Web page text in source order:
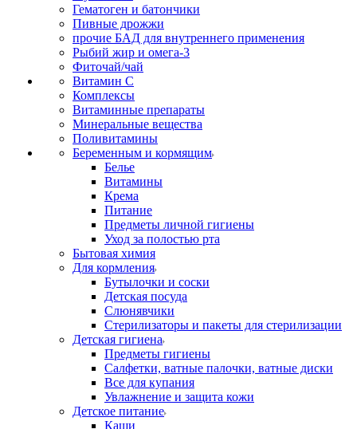
Гематоген и батончики
Пивные дрожжи
прочие БАД для внутреннего применения
Рыбий жир и омега-3
Фиточай/чай
Витамин С
Комплексы
Витаминные препараты
Минеральные вещества
Поливитамины
Беременным и кормящим
Белье
Витамины
Крема
Питание
Предметы личной гигиены
Уход за полостью рта
Бытовая химия
Для кормления
Бутылочки и соски
Детская посуда
Слюнявчики
Стерилизаторы и пакеты для стерилизации
Детская гигиена
Предметы гигиены
Салфетки, ватные палочки, ватные диски
Все для купания
Увлажнение и защита кожи
Детское питание
Каши